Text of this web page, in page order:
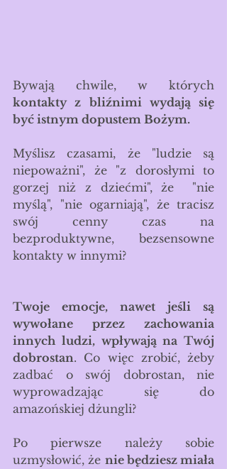
kontakty z bliźnimi wydają się
być istnym dopustem Bożym.
Myślisz czasami, że "ludzie są
niepoważni", że "z dorosłymi to
gorzej niż z dziećmi", że  "nie
myślą", "nie ogarniają", że tracisz
swój cenny czas na
bezproduktywne, bezsensowne
kontakty w innymi?
Twoje emocje, nawet jeśli są
wywołane przez zachowania
innych ludzi, wpływają na Twój
dobrostan. Co więc zrobić, żeby
zadbać o swój dobrostan, nie
wyprowadzając się do
amazońskiej dżungli?
Po pierwsze należy sobie
uzmysłowić, że nie będziesz miała